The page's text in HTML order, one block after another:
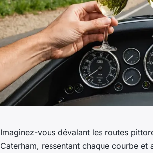
Imaginez-vous dévalant les routes
Caterham, ressentant chaque courbe